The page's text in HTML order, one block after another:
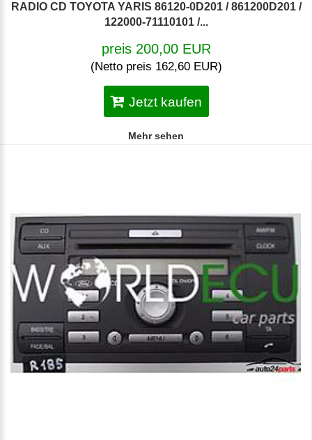
RADIO CD TOYOTA YARIS 86120-0D201 / 861200D201 /
122000-71110101 /...
preis 200,00 EUR
(Netto preis 162,60 EUR)
Jetzt kaufen
Mehr sehen